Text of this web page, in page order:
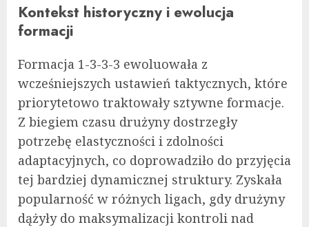
Kontekst historyczny i ewolucja
formacji
Formacja 1-3-3-3 ewoluowała z
wcześniejszych ustawień taktycznych, które
priorytetowo traktowały sztywne formacje.
Z biegiem czasu drużyny dostrzegły
potrzebę elastyczności i zdolności
adaptacyjnych, co doprowadziło do przyjęcia
tej bardziej dynamicznej struktury. Zyskała
popularność w różnych ligach, gdy drużyny
dążyły do maksymalizacji kontroli nad